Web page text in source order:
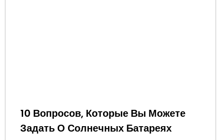
10 Вопросов, Которые Вы Можете
Задать О Солнечных Батареях